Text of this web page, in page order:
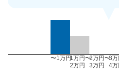
〜1万円1万円〜
2万円
2万円〜
3万円
3
4万